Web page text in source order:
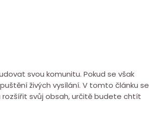
svou komunitu. Pokud se však
živých vysílání. V tomto článku se
svůj obsah, určitě budete chtít